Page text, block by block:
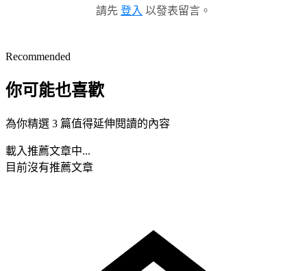
請先 登入 以發表留言。
Recommended
你可能也喜歡
為你精選 3 篇值得延伸閱讀的內容
載入推薦文章中...
目前沒有推薦文章